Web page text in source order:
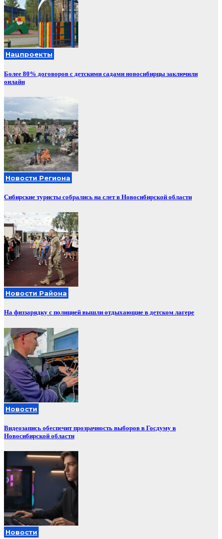
Нацпроекты
Более 80% договоров с детскими садами новосибирцы заключили
онлайн
Новости Региона
Сибирские туристы собрались на слет в Новосибирской области
Новости Района
На физзарядку с полицией вышли отдыхающие в детском лагере
Новости
Видеозапись обеспечит прозрачность выборов в Госдуму в
Новосибирской области
Новости